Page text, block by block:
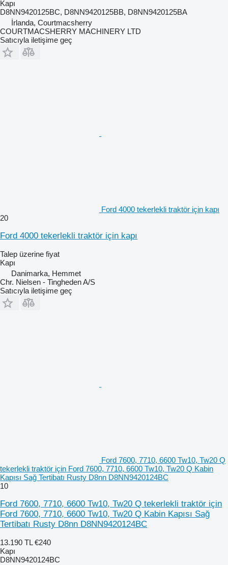
Kapı
D8NN9420125BC, D8NN9420125BB, D8NN9420125BA
İrlanda, Courtmacsherry
COURTMACSHERRY MACHINERY LTD
Satıcıyla iletişime geç
Ford 4000 tekerlekli traktör için kapı
20
Ford 4000 tekerlekli traktör için kapı
Talep üzerine fiyat
Kapı
Danimarka, Hemmet
Chr. Nielsen - Tingheden A/S
Satıcıyla iletişime geç
Ford 7600, 7710, 6600 Tw10, Tw20 Q
tekerlekli traktör için Ford 7600, 7710, 6600 Tw10, Tw20 Q Kabin
Kapısı Sağ Tertibatı Rusty D8nn D8NN9420124BC
10
Ford 7600, 7710, 6600 Tw10, Tw20 Q tekerlekli traktör için
Ford 7600, 7710, 6600 Tw10, Tw20 Q Kabin Kapısı Sağ
Tertibatı Rusty D8nn D8NN9420124BC
13.190 TL €240
Kapı
D8NN9420124BC